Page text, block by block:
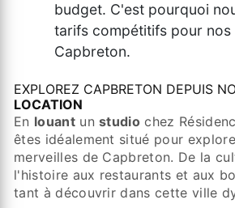
budget. C'est pourquoi
tarifs compétitifs pour nos
Capbreton.
EXPLOREZ CAPBRETON DEPUIS
LOCATION
En louantunstudio chez
êtes idéalement situé pour
merveilles de Capbreton. De la
l'histoire aux restaurants et aux
tant à découvrir dans cette ville